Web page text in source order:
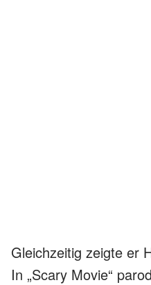
Gleichzeitig zeigte er
In „Scary Movie“